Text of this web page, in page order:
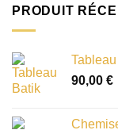
PRODUIT
90,00 €